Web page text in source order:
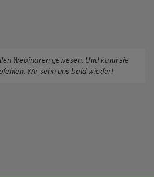
Webinaren gewesen. Und kann sie
Wir sehn uns bald wieder!